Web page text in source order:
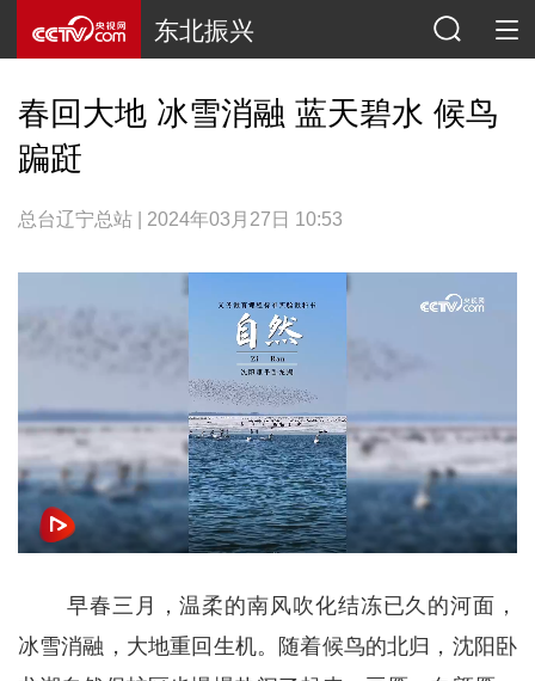
东北振兴
春回大地 冰雪消融 蓝天碧水 候鸟
蹁跹
总台辽宁总站 | 2024年03月27日 10:53
早春三月，温柔的南风吹化结冻已久的河面，
冰雪消融，大地重回生机。随着候鸟的北归，沈阳卧